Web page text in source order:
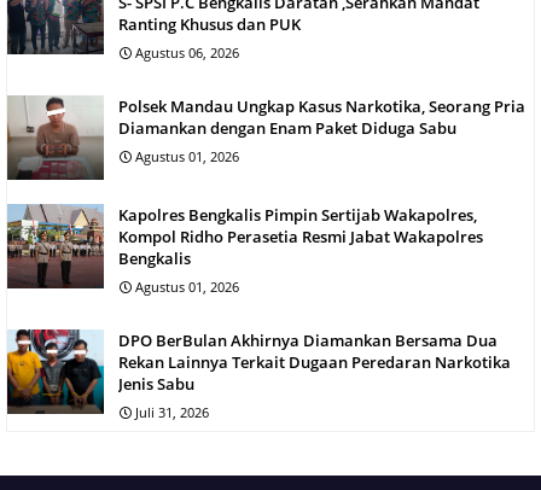
Ranting Khusus dan PUK
Agustus 06, 2026
Polsek Mandau Ungkap Kasus Narkotika, Seorang Pria
Diamankan dengan Enam Paket Diduga Sabu
Agustus 01, 2026
Kapolres Bengkalis Pimpin Sertijab Wakapolres,
Kompol Ridho Perasetia Resmi Jabat Wakapolres
Bengkalis
Agustus 01, 2026
DPO BerBulan Akhirnya Diamankan Bersama Dua
Rekan Lainnya Terkait Dugaan Peredaran Narkotika
Jenis Sabu
Juli 31, 2026